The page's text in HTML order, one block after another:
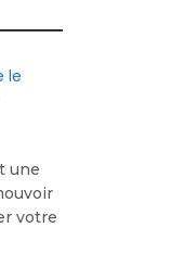
le
une
votre